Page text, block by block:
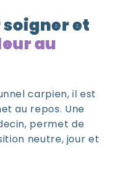
et
au
carpien, il est
au repos. Une
permet de
neutre, jour et